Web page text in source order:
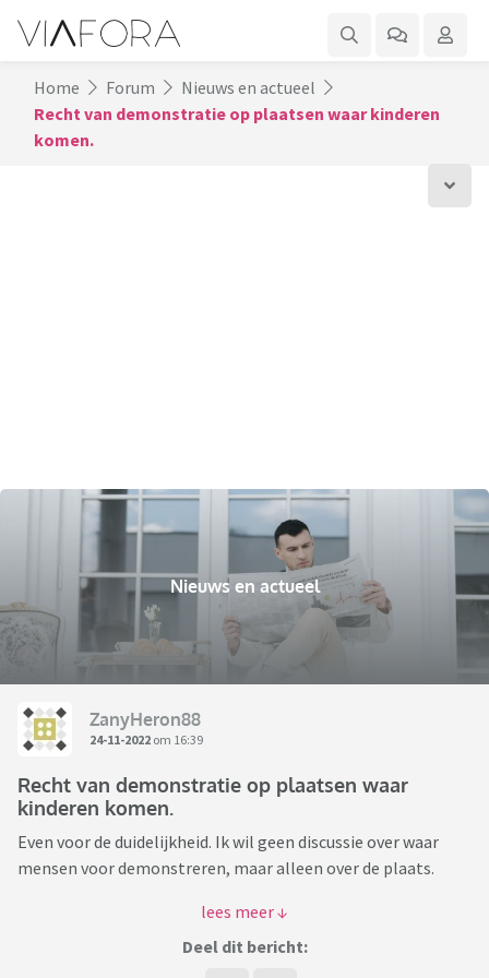
Home Forum
Nieuws en actueel
Recht van demonstratie op plaatsen waar kinderen
komen.
Nieuws en actueel
ZanyHeron88
24-11-2022 om 16:39
Recht van demonstratie op plaatsen waar
kinderen komen.
Even voor de duidelijkheid. Ik wil geen discussie over waar
mensen voor demonstreren, maar alleen over de plaats.
Ik merk dat ik met pijn in mijn buik de artikelen lees over wat
er in Staphorst is gebeurd. Hier hadden zomaar kinderen
Deel dit bericht: